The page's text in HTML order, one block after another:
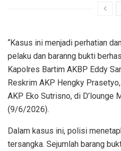
“Kasus ini menjadi perhatian
pelaku dan baranng bukti
Kapolres Bartim AKBP Eddy
Reskrim AKP Hengky
AKP Eko Sutrisno, di D’lounge
(9/6/2026).
Dalam kasus ini, polisi
tersangka. Sejumlah barang